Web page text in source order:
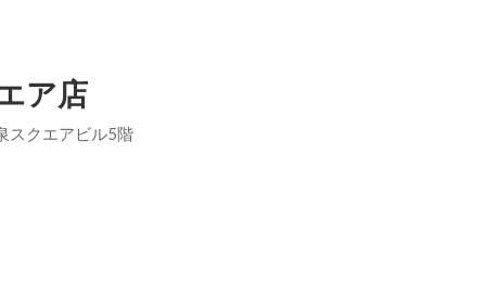
ア店
スクエアビル5階